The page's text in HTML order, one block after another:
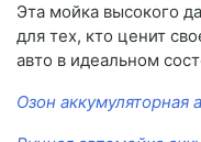
Эта мойка высокого
для тех, кто ценит
авто в идеальном
Озон аккумуляторная